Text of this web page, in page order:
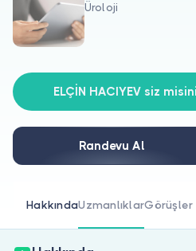
Hakkımızda
Doktorlar için
Doktor
Üroloji
ELÇİN HACIYEV siz
Randevu Al
HakkındaUzmanlıklarGörüşler